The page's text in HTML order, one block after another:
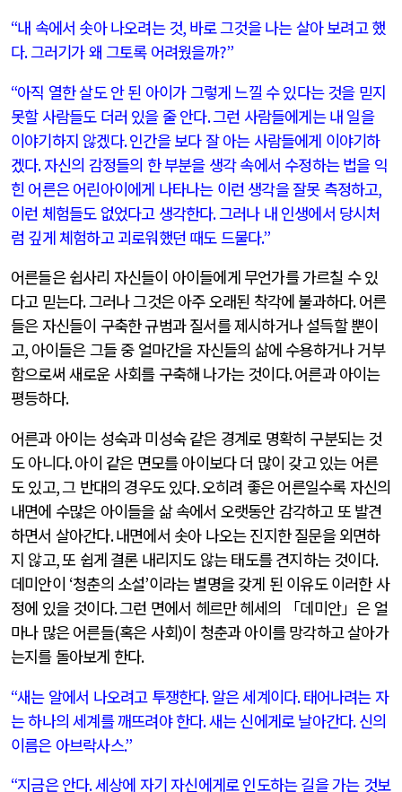
“내 속에서 솟아 나오려는 것, 바로 그것을 나는 살아 보려고 했
다.그러기가 왜 그토록 어려웠을까?”
“아직 열한 살도 안 된 아이가 그렇게 느낄 수 있다는 것을 믿지
못할 사람들도 더러 있을 줄 안다.그런 사람들에게는 내 일을
이야기하지 않겠다.인간을 보다 잘 아는 사람들에게 이야기하
겠다.자신의 감정들의 한 부분을 생각 속에서 수정하는 법을 익
힌 어른은 어린아이에게 나타나는 이런 생각을 잘못 측정하고,
이런 체험들도 없었다고 생각한다.그러나 내 인생에서 당시처
럼 깊게 체험하고 괴로워했던 때도 드물다.”
어른들은 쉽사리 자신들이 아이들에게 무언가를 가르칠 수 있
다고 믿는다.그러나 그것은 아주 오래된 착각에 불과하다.어른
들은 자신들이 구축한 규범과 질서를 제시하거나 설득할 뿐이
고, 아이들은 그들 중 얼마간을 자신들의 삶에 수용하거나 거부
함으로써 새로운 사회를 구축해 나가는 것이다.어른과 아이는
평등하다.
어른과 아이는 성숙과 미성숙 같은 경계로 명확히 구분되는 것
도 아니다.아이 같은 면모를 아이보다 더 많이 갖고 있는 어른
도 있고,그 반대의 경우도 있다.오히려 좋은 어른일수록 자신의
내면에 수많은 아이들을 삶 속에서 오랫동안 감각하고 또 발견
하면서 살아간다.내면에서 솟아 나오는 진지한 질문을 외면하
지 않고,또 쉽게 결론 내리지도 않는 태도를 견지하는 것이다.
데미안이 ‘청춘의 소설’이라는 별명을 갖게 된 이유도 이러한 사
정에 있을 것이다.그런 면에서 헤르만 헤세의 「데미안」은 얼
마나 많은 어른들(혹은 사회)이 청춘과 아이를 망각하고 살아가
는지를 돌아보게 한다.
“새는 알에서 나오려고 투쟁한다.알은 세계이다.태어나려는 자
는 하나의 세계를 깨뜨려야 한다.새는 신에게로 날아간다.신의
이름은 아브락사스.”
“지금은 안다.세상에 자기 자신에게로 인도하는 길을 가는 것보